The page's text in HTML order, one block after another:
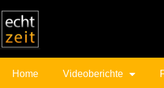
Home Videoberichte